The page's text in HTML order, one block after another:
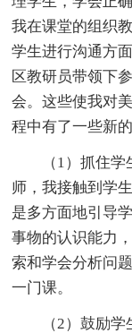
我在课堂的组织
学生进行沟通方
区教研员带领下
会。这些使我对
程中有了一些新
（1）抓住
师，我接触到学
是多方面地引导
事物的认识能力
索和学会分析问
一门课。
（2）鼓励